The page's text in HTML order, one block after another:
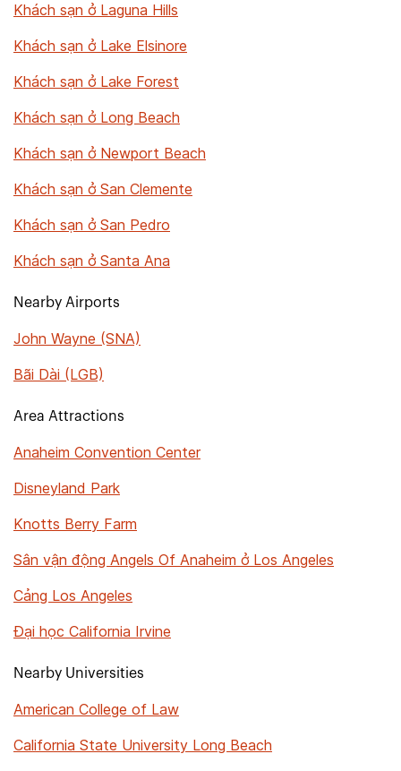
Khách sạn ở Laguna Hills
Khách sạn ở Lake Elsinore
Khách sạn ở Lake Forest
Khách sạn ở Long Beach
Khách sạn ở Newport Beach
Khách sạn ở San Clemente
Khách sạn ở San Pedro
Khách sạn ở Santa Ana
Nearby Airports
John Wayne (SNA)
Bãi Dài (LGB)
Area Attractions
Anaheim Convention Center
Disneyland Park
Knotts Berry Farm
Sân vận động Angels Of Anaheim ở Los Angeles
Cảng Los Angeles
Đại học California Irvine
Nearby Universities
American College of Law
California State University Long Beach